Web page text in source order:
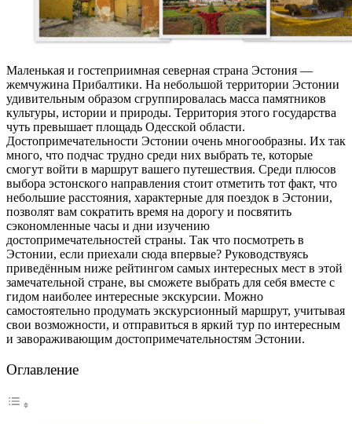
Маленькая и гостеприимная северная страна Эстония —
жемчужина Прибалтики. На небольшой территории Эстонии
удивительным образом сгруппировалась масса памятников
культуры, истории и природы. Территория этого государства
чуть превышает площадь Одесской области.
Достопримечательности Эстонии очень многообразны. Их так
много, что подчас трудно среди них выбрать те, которые
смогут войти в маршрут вашего путешествия. Среди плюсов
выбора эстонского направления стоит отметить тот факт, что
небольшие расстояния, характерные для поездок в Эстонии,
позволят вам сократить время на дорогу и посвятить
сэкономленные часы и дни изучению
достопримечательностей страны. Так что посмотреть в
Эстонии, если приехали сюда впервые? Руководствуясь
приведённым ниже рейтингом самых интересных мест в этой
замечательной стране, вы сможете выбрать для себя вместе с
гидом наиболее интересные экскурсии. Можно
самостоятельно продумать экскурсионный маршрут, учитывая
свои возможности, и отправиться в яркий тур по интересным
и завораживающим достопримечательностям Эстонии.
Оглавление